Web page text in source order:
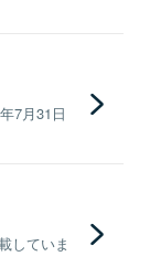
7月31日
していま